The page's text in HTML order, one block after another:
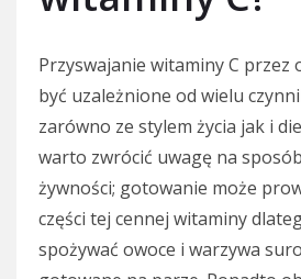
Przyswajanie witaminy C przez
być uzależnione od wielu
zarówno ze stylem życia jak i
warto zwrócić uwagę na
żywności; gotowanie może
części tej cennej witaminy
spożywać owoce i warzywa